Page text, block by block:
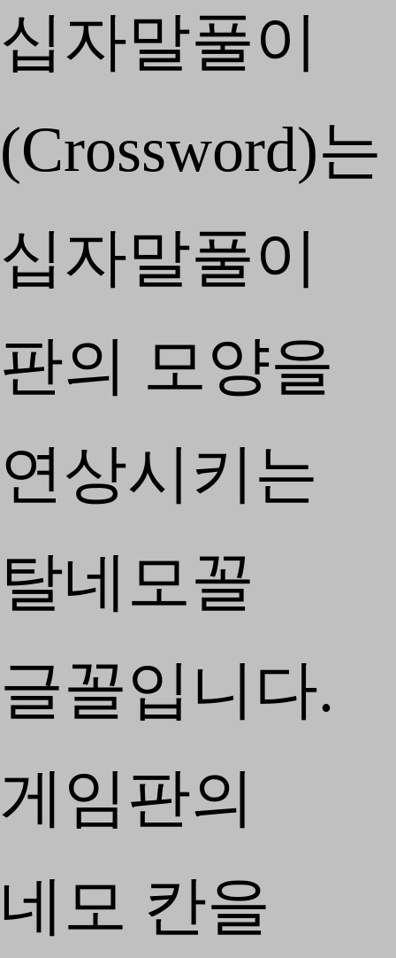
십자말풀이
(Crossword)는
십자말풀이
판의 모양을
연상시키는
탈네모꼴
글꼴입니다.
게임판의
네모 칸을